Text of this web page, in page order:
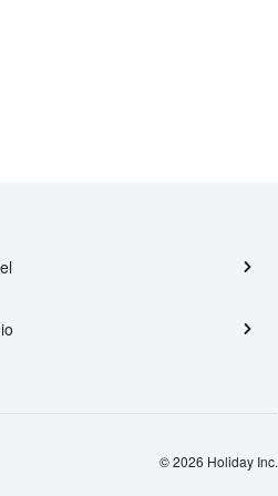
© 2026 Holiday Inc.